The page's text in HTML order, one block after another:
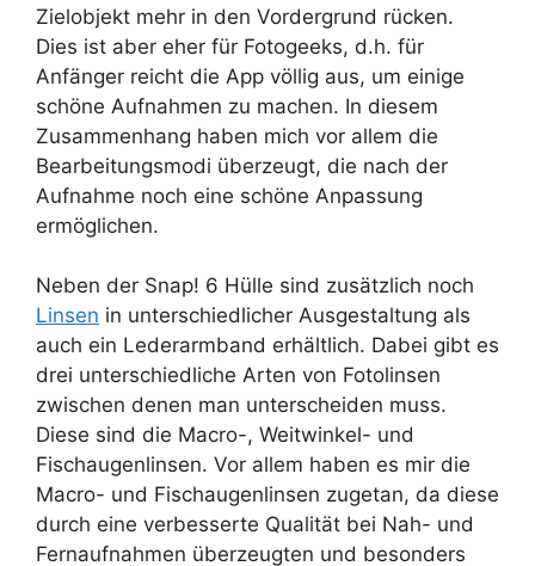
Zielobjekt mehr in den Vordergrund rücken.
Dies ist aber eher für Fotogeeks, d.h. für
Anfänger reicht die App völlig aus, um einige
schöne Aufnahmen zu machen. In diesem
Zusammenhang haben mich vor allem die
Bearbeitungsmodi überzeugt, die nach der
Aufnahme noch eine schöne Anpassung
ermöglichen.
Neben der Snap! 6 Hülle sind zusätzlich noch
Linsen in unterschiedlicher Ausgestaltung als
auch ein Lederarmband erhältlich. Dabei gibt es
drei unterschiedliche Arten von Fotolinsen
zwischen denen man unterscheiden muss.
Diese sind die Macro-, Weitwinkel- und
Fischaugenlinsen. Vor allem haben es mir die
Macro- und Fischaugenlinsen zugetan, da diese
durch eine verbesserte Qualität bei Nah- und
Fernaufnahmen überzeugten und besonders